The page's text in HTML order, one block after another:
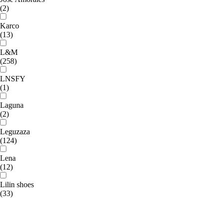
(2)
Karco
(13)
L&M
(258)
LNSFY
(1)
Laguna
(2)
Leguzaza
(124)
Lena
(12)
Lilin shoes
(33)